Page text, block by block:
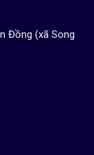
Đồng (xã Song